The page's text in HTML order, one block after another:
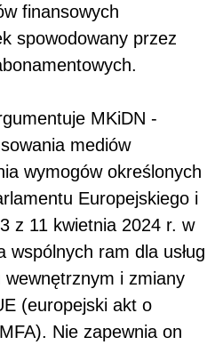
finansowych
spowodowany przez
MKiDN -
mediów
wymogów określonych
Europejskiego i
z 11 kwietnia 2024 r. w
wspólnych ram dla usług
i zmiany
(europejski akt o
Nie zapewnia on